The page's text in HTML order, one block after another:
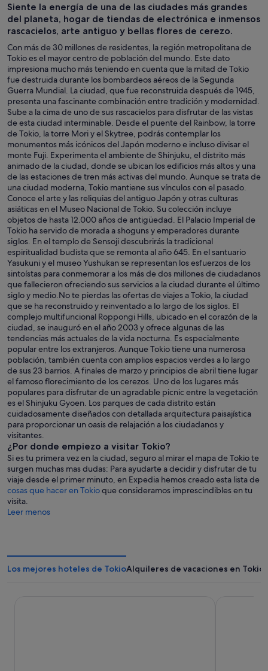
Siente la energía de una de las ciudades más grandes
del planeta, hogar de tiendas de electrónica e inmensos
rascacielos, arte antiguo y bellas flores de cerezo.
Con más de 30 millones de residentes, la región metropolitana de
Tokio es el mayor centro de población del mundo. Este dato
impresiona mucho más teniendo en cuenta que la mitad de Tokio
fue destruida durante los bombardeos aéreos de la Segunda
Guerra Mundial. La ciudad, que fue reconstruida después de 1945,
presenta una fascinante combinación entre tradición y modernidad.
Sube a la cima de uno de sus rascacielos para disfrutar de las vistas
de esta ciudad interminable. Desde el puente del Rainbow, la torre
de Tokio, la torre Mori y el Skytree, podrás contemplar los
monumentos más icónicos del Japón moderno e incluso divisar el
monte Fuji. Experimenta el ambiente de Shinjuku, el distrito más
animado de la ciudad, donde se ubican los edificios más altos y una
de las estaciones de tren más activas del mundo. Aunque se trata de
una ciudad moderna, Tokio mantiene sus vínculos con el pasado.
Conoce el arte y las reliquias del antiguo Japón y otras culturas
asiáticas en el Museo Nacional de Tokio. Su colección incluye
objetos de hasta 12.000 años de antigüedad. El Palacio Imperial de
Tokio ha servido de morada a shoguns y emperadores durante
siglos. En el templo de Sensoji descubrirás la tradicional
espiritualidad budista que se remonta al año 645. En el santuario
Yasukuni y el museo Yushukan se representan los esfuerzos de los
sintoístas para conmemorar a los más de dos millones de ciudadanos
que fallecieron ofreciendo sus servicios a la ciudad durante el último
siglo y medio.No te pierdas las ofertas de viajes a Tokio, la ciudad
que se ha reconstruido y reinventado a lo largo de los siglos. El
complejo multifuncional Roppongi Hills, ubicado en el corazón de la
ciudad, se inauguró en el año 2003 y ofrece algunas de las
tendencias más actuales de la vida nocturna. Es especialmente
popular entre los extranjeros. Aunque Tokio tiene una numerosa
población, también cuenta con amplios espacios verdes a lo largo
de sus 23 barrios. A finales de marzo y principios de abril tiene lugar
el famoso florecimiento de los cerezos. Uno de los lugares más
populares para disfrutar de un agradable picnic entre la vegetación
es el Shinjuku Gyoen. Los parques de cada distrito están
cuidadosamente diseñados con detallada arquitectura paisajística
para proporcionar un oasis de relajación a los ciudadanos y
visitantes.
¿Por donde empiezo a visitar Tokio?
Si es tu primera vez en la ciudad, seguro al mirar el mapa de Tokio te
surgen muchas mas dudas: Para ayudarte a decidir y disfrutar de tu
viaje desde el primer minuto, en Expedia hemos creado esta lista de
cosas que hacer en Tokioque consideramos imprescindibles en tu
visita.
Leer menos
Los mejores hoteles de TokioAlquileres de vacaciones en Tokio